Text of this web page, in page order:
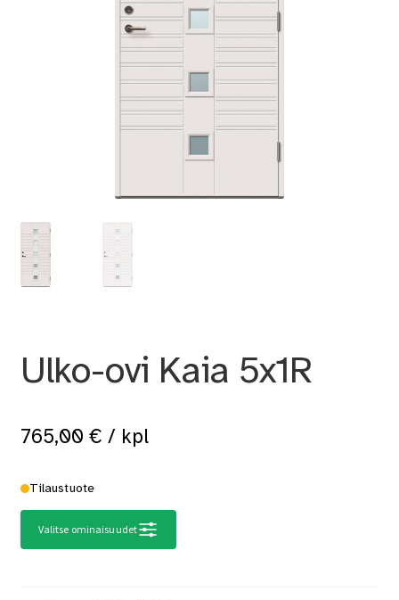
Ulko-ovi Kaia 5x1R
765,00 € / kpl
Tilaustuote
Valitse ominaisuudet